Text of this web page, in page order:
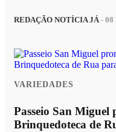
REDAÇÃO NOTÍCIA JÁ- 08
VARIEDADES
Passeio San Miguel
Brinquedoteca de